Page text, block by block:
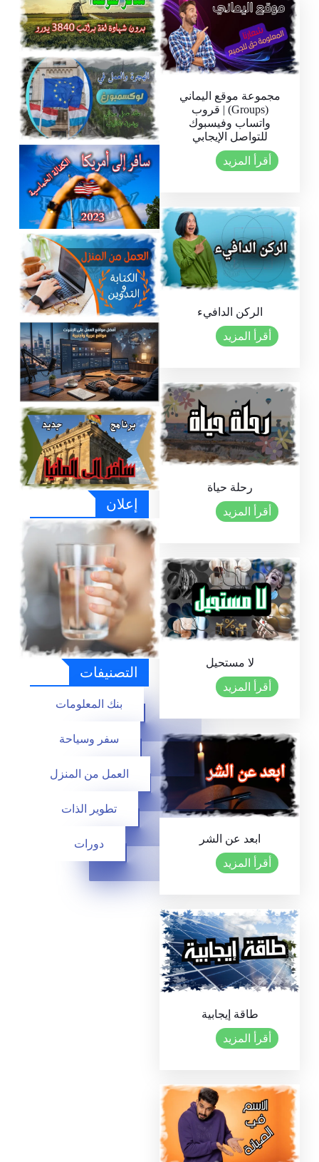
مجموعة موقع اليماني
(Groups) | قروب
واتساب وفيسبوك
للتواصل الإيجابي
أقرأ المزيد
الركن الدافيء
أقرأ المزيد
رحلة حياة
أقرأ المزيد
لا مستحيل
أقرأ المزيد
ابعد عن الشر
أقرأ المزيد
طاقة إيجابية
أقرأ المزيد
أفضل 6 مواقع للبحث عن فرص العمل في
أوروبا دليلك الشامل لتحقيق حلمك الوظيفي
سافر إلى هولندا بدون شهادة لغة ولا حساب
بنكي براتب 4000 يورو
الهجرة والعمل في لوكسمبورغ عبر عقد
عمل مجاني وبدون تكاليف 2025
سافر إلى أمريكا من خلال برنامج الكفالة
الخماسية دليل شامل بتحديث 2024
العمل من المنزل في مجال الكتابة والتدوين
2024
أفضل مواقع العمل على الإنترنت 2026 |
مواقع عربية وأجنبية موثوقة
سافر الى المانيا برنامج جديد 2024 بطاقة
الفرصة Chancenkarte
إعلان
التصنيفات
بنك المعلومات
سفر وسياحة
العمل من المنزل
تطوير الذات
دورات